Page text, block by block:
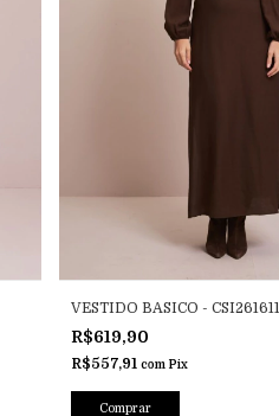
VESTIDO BASICO - CSI261611
R$619,90
R$557,91 com Pix
Comprar